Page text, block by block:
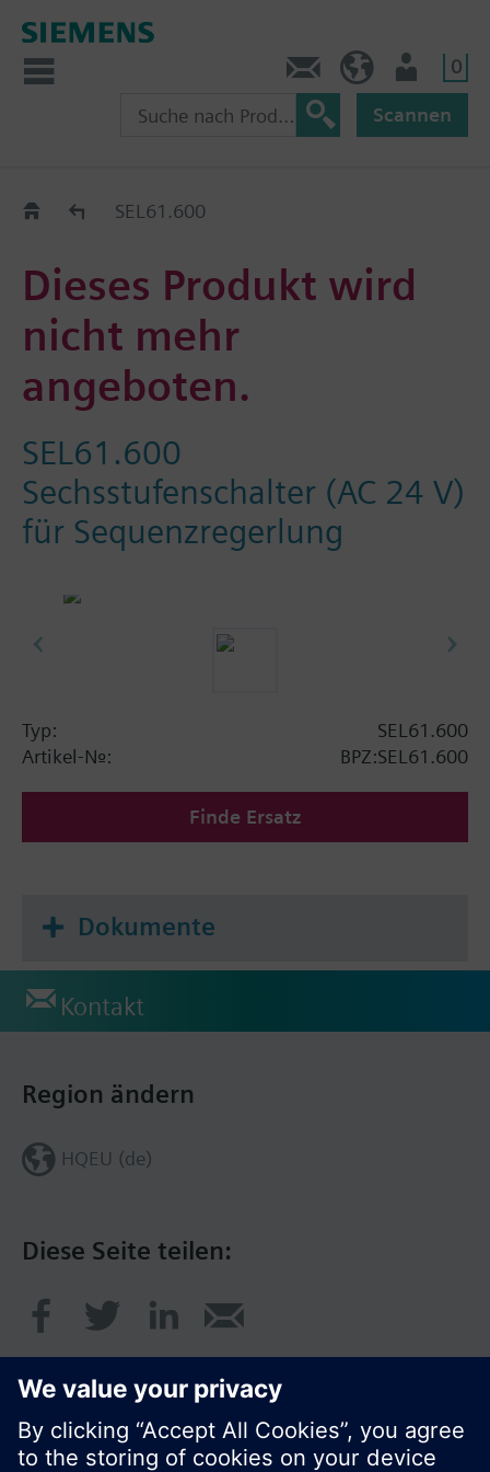
0
Scannen
Austauschhilfe
SEL61.600
Dieses Produkt wird
nicht mehr
angeboten.
SEL61.600
Sechsstufenschalter (AC 24 V)
für Sequenzregerlung
Typ:
SEL61.600
Artikel-Nr.:
BPZ:SEL61.600
Finde Ersatz
Dokumente
Kontakt
Diese Seite teilen:
Region ändern
HQEU (de)